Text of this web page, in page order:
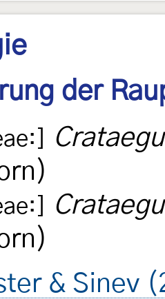
der
& Sinev